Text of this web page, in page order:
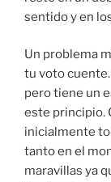
sentido y en
Un problema
tu voto
pero tiene un
este principio.
inicialmente
tanto en el
maravillas ya